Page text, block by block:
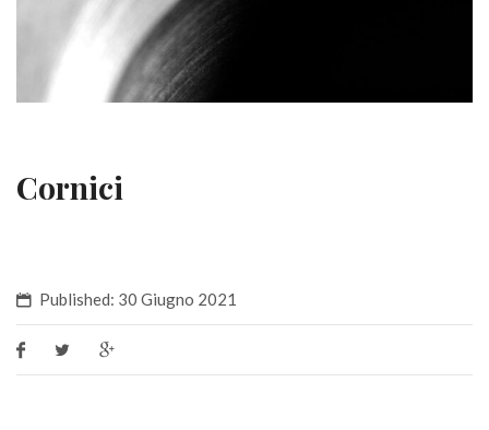
Cornici
Published: 30 Giugno 2021